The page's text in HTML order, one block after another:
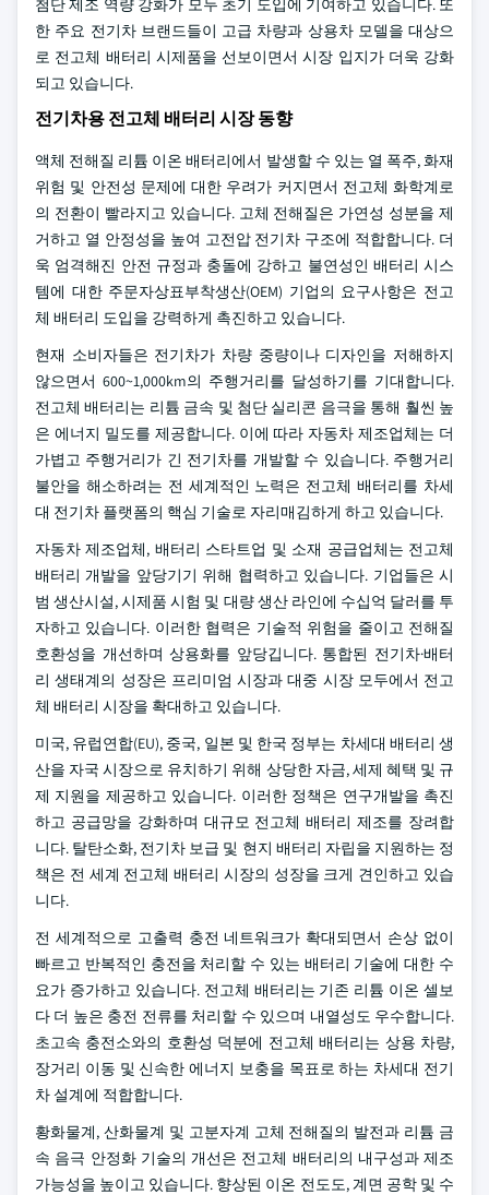
첨단 제조 역량 강화가 모두 초기 도입에 기여하고 있습니다. 또
한 주요 전기차 브랜드들이 고급 차량과 상용차 모델을 대상으
로 전고체 배터리 시제품을 선보이면서 시장 입지가 더욱 강화
되고 있습니다.
전기차용 전고체 배터리 시장 동향
액체 전해질 리튬 이온 배터리에서 발생할 수 있는 열 폭주, 화재
위험 및 안전성 문제에 대한 우려가 커지면서 전고체 화학계로
의 전환이 빨라지고 있습니다. 고체 전해질은 가연성 성분을 제
거하고 열 안정성을 높여 고전압 전기차 구조에 적합합니다. 더
욱 엄격해진 안전 규정과 충돌에 강하고 불연성인 배터리 시스
템에 대한 주문자상표부착생산(OEM) 기업의 요구사항은 전고
체 배터리 도입을 강력하게 촉진하고 있습니다.
현재 소비자들은 전기차가 차량 중량이나 디자인을 저해하지
않으면서 600~1,000km의 주행거리를 달성하기를 기대합니다.
전고체 배터리는 리튬 금속 및 첨단 실리콘 음극을 통해 훨씬 높
은 에너지 밀도를 제공합니다. 이에 따라 자동차 제조업체는 더
가볍고 주행거리가 긴 전기차를 개발할 수 있습니다. 주행거리
불안을 해소하려는 전 세계적인 노력은 전고체 배터리를 차세
대 전기차 플랫폼의 핵심 기술로 자리매김하게 하고 있습니다.
자동차 제조업체, 배터리 스타트업 및 소재 공급업체는 전고체
배터리 개발을 앞당기기 위해 협력하고 있습니다. 기업들은 시
범 생산시설, 시제품 시험 및 대량 생산 라인에 수십억 달러를 투
자하고 있습니다. 이러한 협력은 기술적 위험을 줄이고 전해질
호환성을 개선하며 상용화를 앞당깁니다. 통합된 전기차·배터
리 생태계의 성장은 프리미엄 시장과 대중 시장 모두에서 전고
체 배터리 시장을 확대하고 있습니다.
미국, 유럽연합(EU), 중국, 일본 및 한국 정부는 차세대 배터리 생
산을 자국 시장으로 유치하기 위해 상당한 자금, 세제 혜택 및 규
제 지원을 제공하고 있습니다. 이러한 정책은 연구개발을 촉진
하고 공급망을 강화하며 대규모 전고체 배터리 제조를 장려합
니다. 탈탄소화, 전기차 보급 및 현지 배터리 자립을 지원하는 정
책은 전 세계 전고체 배터리 시장의 성장을 크게 견인하고 있습
니다.
전 세계적으로 고출력 충전 네트워크가 확대되면서 손상 없이
빠르고 반복적인 충전을 처리할 수 있는 배터리 기술에 대한 수
요가 증가하고 있습니다. 전고체 배터리는 기존 리튬 이온 셀보
다 더 높은 충전 전류를 처리할 수 있으며 내열성도 우수합니다.
초고속 충전소와의 호환성 덕분에 전고체 배터리는 상용 차량,
장거리 이동 및 신속한 에너지 보충을 목표로 하는 차세대 전기
차 설계에 적합합니다.
황화물계, 산화물계 및 고분자계 고체 전해질의 발전과 리튬 금
속 음극 안정화 기술의 개선은 전고체 배터리의 내구성과 제조
가능성을 높이고 있습니다. 향상된 이온 전도도, 계면 공학 및 수